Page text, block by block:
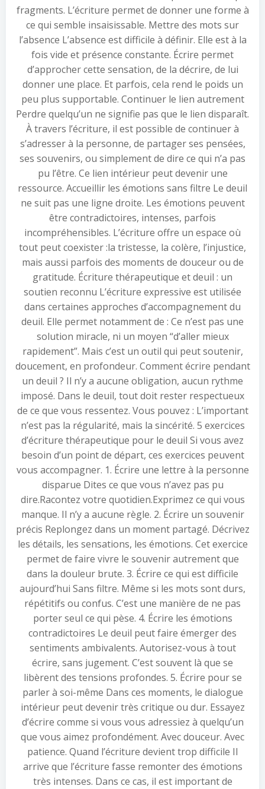
fragments. L’écriture permet de donner une forme à
ce qui semble insaisissable. Mettre des mots sur
l’absence L’absence est difficile à définir. Elle est à la
fois vide et présence constante. Écrire permet
d’approcher cette sensation, de la décrire, de lui
donner une place. Et parfois, cela rend le poids un
peu plus supportable. Continuer le lien autrement
Perdre quelqu’un ne signifie pas que le lien disparaît.
À travers l’écriture, il est possible de continuer à
s’adresser à la personne, de partager ses pensées,
ses souvenirs, ou simplement de dire ce qui n’a pas
pu l’être. Ce lien intérieur peut devenir une
ressource. Accueillir les émotions sans filtre Le deuil
ne suit pas une ligne droite. Les émotions peuvent
être contradictoires, intenses, parfois
incompréhensibles. L’écriture offre un espace où
tout peut coexister :la tristesse, la colère, l’injustice,
mais aussi parfois des moments de douceur ou de
gratitude. Écriture thérapeutique et deuil : un
soutien reconnu L’écriture expressive est utilisée
dans certaines approches d’accompagnement du
deuil. Elle permet notamment de : Ce n’est pas une
solution miracle, ni un moyen “d’aller mieux
rapidement”. Mais c’est un outil qui peut soutenir,
doucement, en profondeur. Comment écrire pendant
un deuil ? Il n’y a aucune obligation, aucun rythme
imposé. Dans le deuil, tout doit rester respectueux
de ce que vous ressentez. Vous pouvez : L’important
n’est pas la régularité, mais la sincérité. 5 exercices
d’écriture thérapeutique pour le deuil Si vous avez
besoin d’un point de départ, ces exercices peuvent
vous accompagner. 1. Écrire une lettre à la personne
disparue Dites ce que vous n’avez pas pu
dire.Racontez votre quotidien.Exprimez ce qui vous
manque. Il n’y a aucune règle. 2. Écrire un souvenir
précis Replongez dans un moment partagé. Décrivez
les détails, les sensations, les émotions. Cet exercice
permet de faire vivre le souvenir autrement que
dans la douleur brute. 3. Écrire ce qui est difficile
aujourd’hui Sans filtre. Même si les mots sont durs,
répétitifs ou confus. C’est une manière de ne pas
porter seul ce qui pèse. 4. Écrire les émotions
contradictoires Le deuil peut faire émerger des
sentiments ambivalents. Autorisez-vous à tout
écrire, sans jugement. C’est souvent là que se
libèrent des tensions profondes. 5. Écrire pour se
parler à soi-même Dans ces moments, le dialogue
intérieur peut devenir très critique ou dur. Essayez
d’écrire comme si vous vous adressiez à quelqu’un
que vous aimez profondément. Avec douceur. Avec
patience. Quand l’écriture devient trop difficile Il
arrive que l’écriture fasse remonter des émotions
très intenses. Dans ce cas, il est important de